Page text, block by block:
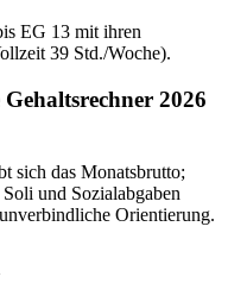
EG 13 mit ihren
39 Std./Woche).
2026
sich das Monatsbrutto;
und Sozialabgaben
Orientierung.